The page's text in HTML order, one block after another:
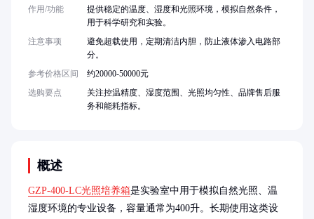
概述
GZP-400-LC光照培养箱是实验室中用于模拟自然光照、温
湿度环境的专业设备，容量通常为400升。长期使用这类设
作用/功能
提供稳定的温度、湿度和光照环境，模拟自然条件，
用于科学研究和实验。
注意事项
避免超载使用，定期清洁内胆，防止液体渗入电路部
分。
参考价格区间
约20000-50000元
选购要点
关注控温精度、湿度范围、光照均匀性、品牌售后服
务和能耗指标。